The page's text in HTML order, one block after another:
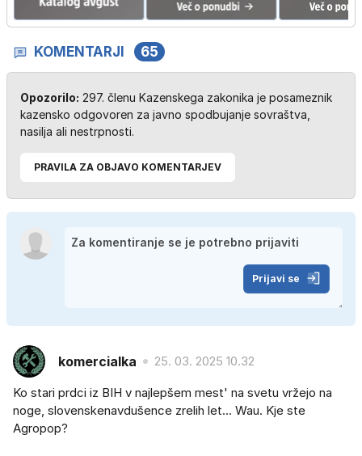
…
KOMENTARJI
65
Opozorilo: 297. členu Kazenskega zakonika je posameznik
kazensko odgovoren za javno spodbujanje sovraštva,
nasilja ali nestrpnosti.
PRAVILA ZA OBJAVO KOMENTARJEV
Prijavi se
komercialka 25. 03. 2025 10.32
Ko stari prdci iz BIH v najlepšem mest' na svetu vržejo na
noge, slovenskenavdušence zrelih let... Wau. Kje ste
Agropop?